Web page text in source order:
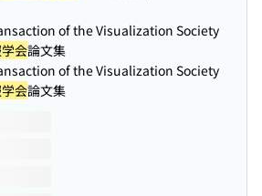
of the Visualization Society
会論文集
of the Visualization Society
会論文集